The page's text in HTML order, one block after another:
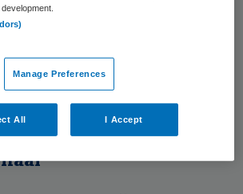
worden. Dat blijkt
van het Wetenschappelijk
CDA. Oud-minister Ab
Lans Bovenberg behoren
Manage Preferences
All I Accept